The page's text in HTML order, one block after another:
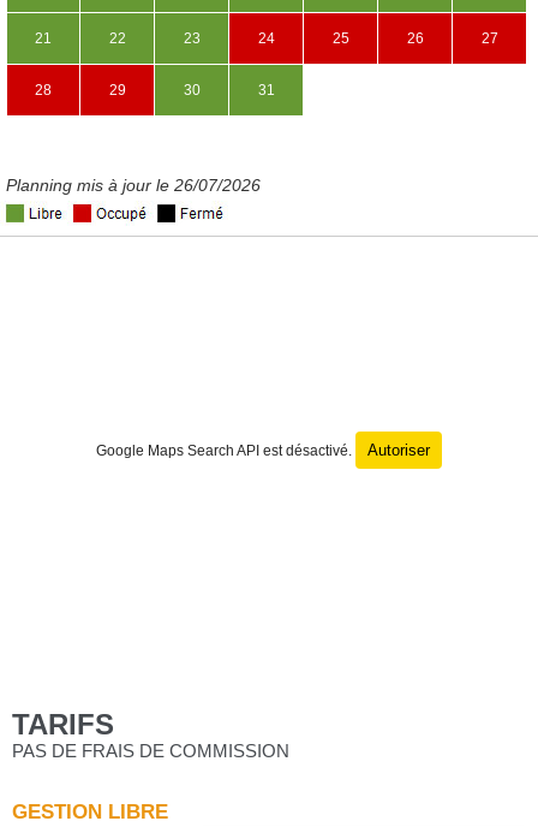
21 22 23 24 25 26 27
28 29 30 31
Planning mis à jour le 26/07/2026
Google Maps Search API est désactivé. Autoriser
TARIFS
PAS DE FRAIS DE COMMISSION
GESTION LIBRE